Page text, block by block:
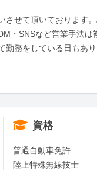
させて頂いております
・SNSなど営業手法は
務をしている日もあ
資格
普通自動車免許
陸上特殊無線技士